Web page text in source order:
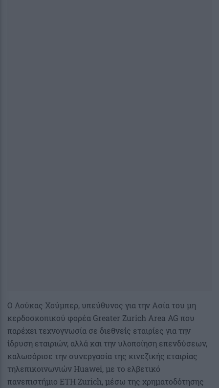
Ο Λούκας Χούμπερ, υπεύθυνος για την Ασία του μη
κερδοσκοπικού φορέα Greater Zurich Area AG που
παρέχει τεχνογνωσία σε διεθνείς εταιρίες για την
ίδρυση εταιριών, αλλά και την υλοποίηση επενδύσεων,
καλωσόρισε την συνεργασία της κινεζικής εταιρίας
τηλεπικοινωνιών Huawei, με το ελβετικό
πανεπιστήμιο ETH Zurich, μέσω της χρηματοδότησης